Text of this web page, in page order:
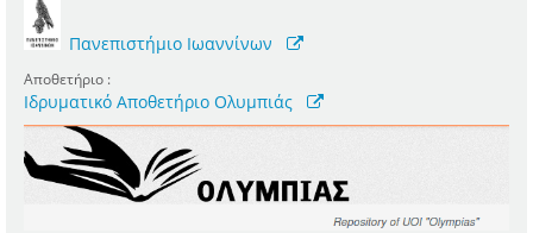
Πανεπιστήμιο Ιωαννίνων
Αποθετήριο :
Ιδρυματικό Αποθετήριο Ολυμπιάς